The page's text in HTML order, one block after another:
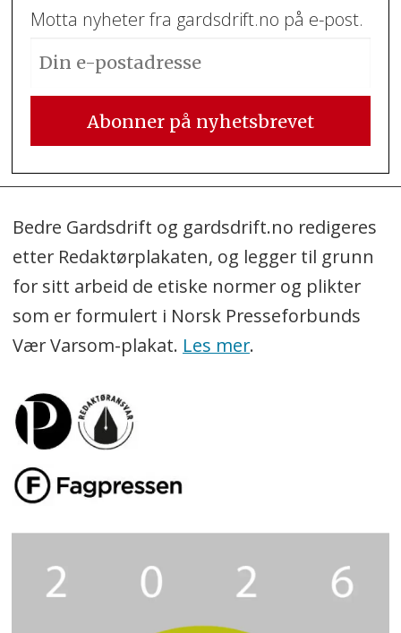
Motta nyheter fra gardsdrift.no på e-post.
Bedre Gardsdrift og gardsdrift.no redigeres
etter Redaktørplakaten, og legger til grunn
for sitt arbeid de etiske normer og plikter
som er formulert i Norsk Presseforbunds
Vær Varsom-plakat. Les mer.